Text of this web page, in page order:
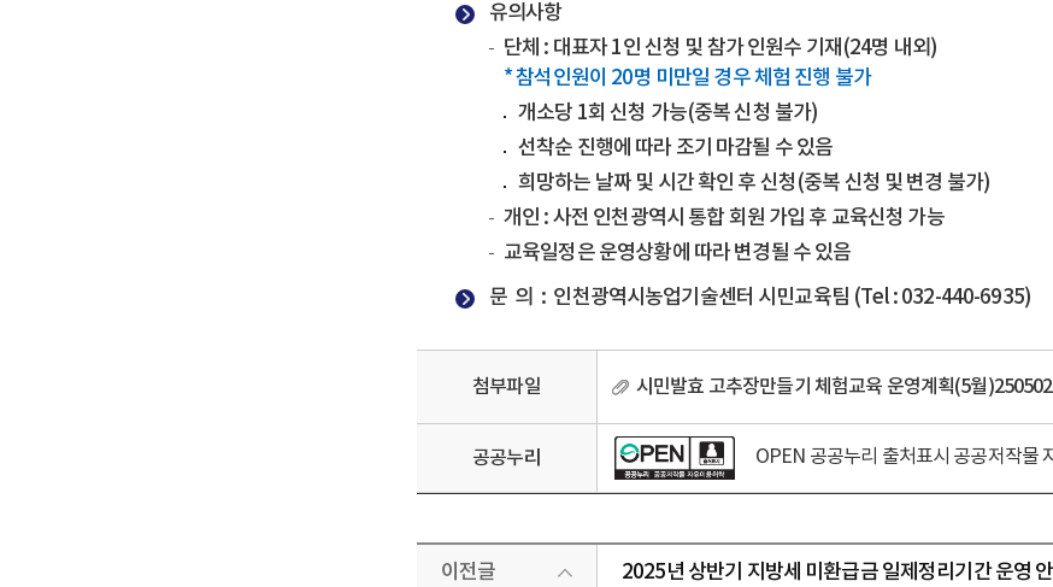
유의사항
단체 : 대표자 1인 신청 및 참가 인원수 기재(24명 내외)
* 참석인원이 20명 미만일 경우 체험 진행 불가
개소당 1회 신청 가능(중복 신청 불가)
선착순 진행에 따라 조기 마감될 수 있음
희망하는 날짜 및 시간 확인 후 신청(중복 신청 및 변경 불가)
개인 : 사전 인천광역시 통합 회원 가입 후 교육신청 가능
교육일정은 운영상황에 따라 변경될 수 있음
문 의 : 인천광역시농업기술센터 시민교육팀 (Tel : 032-440-6935)
첨부파일 시민발효 고추장만들기 체험교육 운영계획(5월
공공누리 OPEN 공공누리 출처표시 공공저작물
이전글 2025년 상반기 지방세 미환급금 일제정리기간 운영